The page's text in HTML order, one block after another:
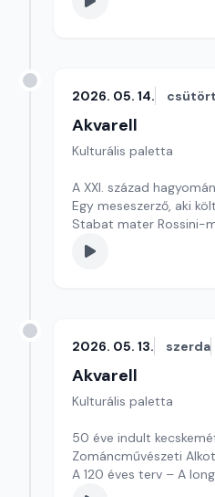
2026. 05. 14.
Akvarell
Kulturális paletta
A XXI. század
Egy meseszerző, aki
Stabat mater Rossini-
Szerkesztő: Nagy
2026. 05. 13. szerda
Akvarell
Kulturális paletta
50 éve indult
Zománcművészeti
A 120 éves terv – A
Szerkesztő: Fazekas